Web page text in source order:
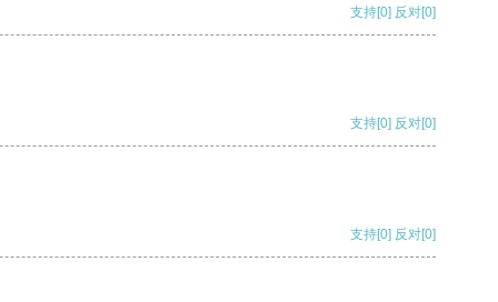
支持[0] 反对[0]
支持[0] 反对[0]
支持[0] 反对[0]